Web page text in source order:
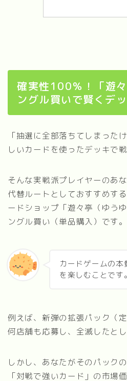
確実性100％！「遊
ングル買いで賢くデ
「抽選に全部落ちてしまった
しいカードを使ったデッキで
そんな実戦派プレイヤーのあ
代替ルートとしておすすめす
ードショップ「遊々亭（ゆう
ングル買い（単品購入）です。
カードゲームの本
を楽しむことです。
例えば、新弾の拡張パック（
何店舗も応募し、全滅したとし
しかし、あなたがそのパック
「対戦で強いカード」の市場
【2026年最新】オリ
較｜どっちが稼げる？